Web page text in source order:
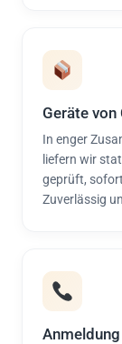
Geräte von
In enger
liefern wir
geprüft,
Zuverlässig